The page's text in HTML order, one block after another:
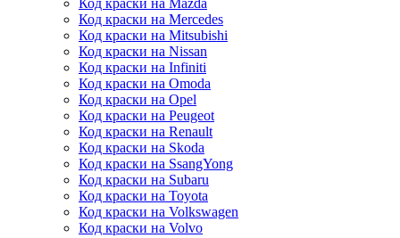
Код краски на Mazda
Код краски на Mercedes
Код краски на Mitsubishi
Код краски на Nissan
Код краски на Infiniti
Код краски на Omoda
Код краски на Opel
Код краски на Peugeot
Код краски на Renault
Код краски на Skoda
Код краски на SsangYong
Код краски на Subaru
Код краски на Toyota
Код краски на Volkswagen
Код краски на Volvo